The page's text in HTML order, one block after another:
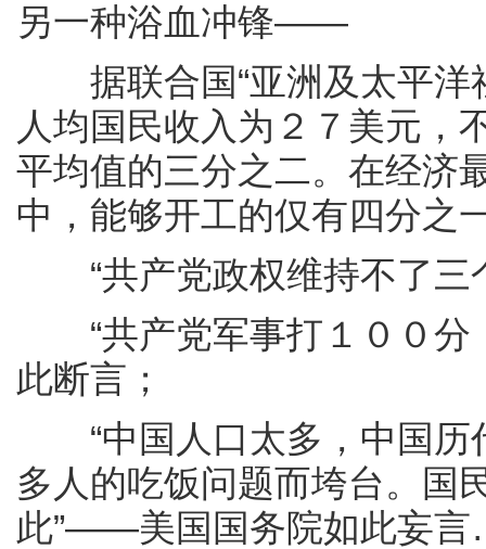
另一种浴血冲锋——
据联合国“亚洲及太平洋
人均国民收入为２７美元，
平均值的三分之二。在经济
中，能够开工的仅有四分
“共产党政权维持不了三
“共产党军事打１００分
此断言；
“中国人口太多，中国历
多人的吃饭问题而垮台。国
此”——美国国务院如此妄